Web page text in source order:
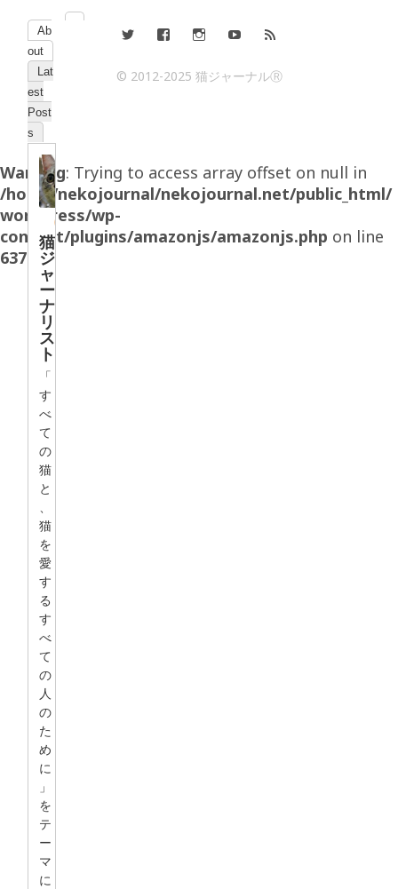
Ab
out
Lat
est
Post
s
猫
ジ
ャ
ー
ナ
リ
ス
ト
「
す
べ
て
の
猫
と
猫
を
愛
す
る
す
べ
て
の
人
の
た
め
に
」
を
テ
ー
マ
に
© 2012-2025 猫ジャーナルⓇ
Warning: Trying to access array offset on null in
/home/nekojournal/nekojournal.net/public_html/
wordpress/wp-
content/plugins/amazonjs/amazonjs.php on line
637